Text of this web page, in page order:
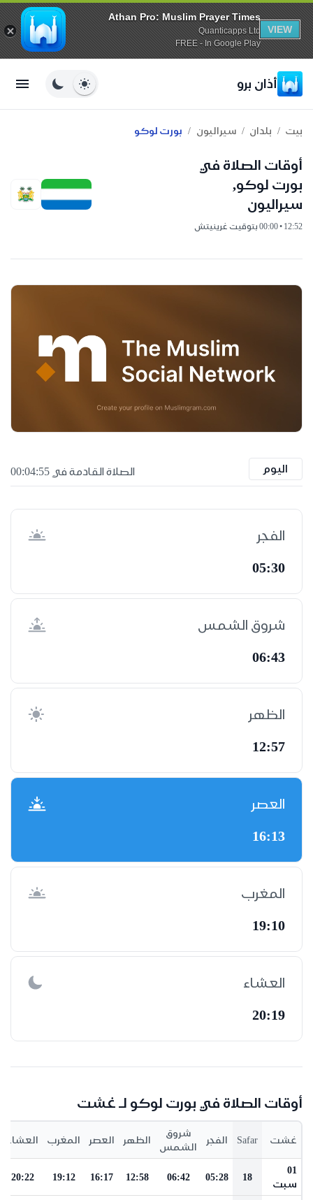
Athan Pro: Muslim Prayer Times
Quanticapps Ltd
FREE - In Google Play
VIEW
أذان برو
بيت / بلدان / سيراليون / بورت لوكو
أوقات الصلاة في
بورت لوكو,
سيراليون
12:52 • 00:00 بتوقيت غرينيتش
اليوم الصلاة القادمة في 00:04:55
الفجر
05:30
شروق الشمس
06:43
الظهر
12:57
العصر
16:13
المغرب
19:10
العشاء
20:19
أوقات الصلاة في بورت لوكو لـ غشت
غشت Safar الفجر
شروق
الشمس
الظهر العصر المغرب العشاء
01
سبت
18
05:28
06:42
12:58
16:17
19:12
20:22